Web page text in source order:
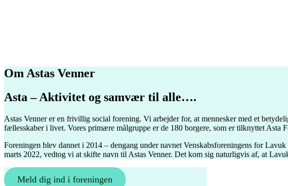
Om Astas Venner
Asta – Aktivitet og samvær til alle….
Astas Venner er en frivillig social forening. Vi arbejder for, at mennesker med et
fællesskaber i livet. Vores primære målgruppe er de 180 borgere, som er tilknyttet Asta
Foreningen blev dannet i 2014 – dengang under navnet Venskabsforeningens for
marts 2022, vedtog vi at skifte navn til Astas Venner. Det kom sig naturligvis af, at
Meld dig ind i foreningen